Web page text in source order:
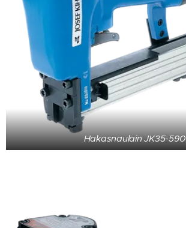
Hakasnaulain JK35-590